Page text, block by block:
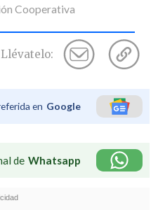
Cooperativa
Llévatelo:
en Google
de Whatsapp